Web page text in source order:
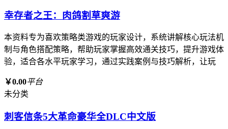
幸存者之王：肉鸽割草爽游
本资料专为喜欢策略类游戏的玩家设计，系统讲解核心玩法机
制与角色搭配策略，帮助玩家掌握高效通关技巧，提升游戏体
验，适合各水平玩家学习，通过实践案例与技巧解析，让玩
￥0.00平台
未分类
刺客信条5大革命豪华全DLC中文版